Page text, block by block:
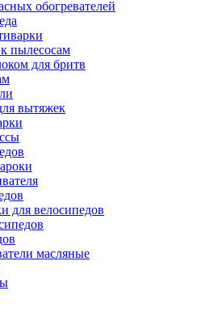
обогревателей
пылесосам
для бритв
вытяжек
для велосипедов
масляные